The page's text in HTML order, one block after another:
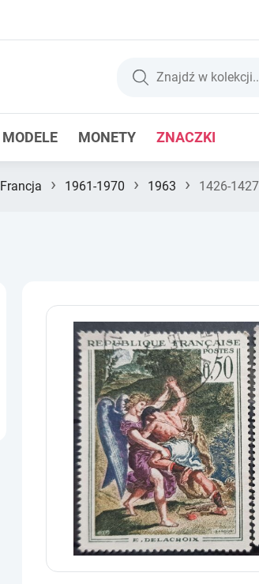
MODELE MONETY ZNACZKI
Francja › 1961-1970 › 1963 › 1426-1427